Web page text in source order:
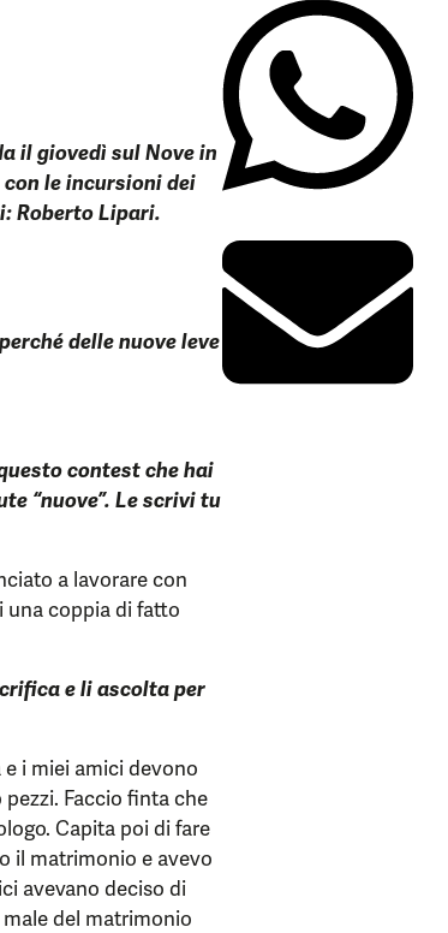
il giovedì sul Nove in
le incursioni dei
Roberto Lipari.
delle nuove leve
contest che hai
“nuove”. Le scrivi tu
a lavorare con
una coppia di fatto
e li ascolta per
i miei amici devono
Faccio finta che
Capita poi di fare
il matrimonio e avevo
avevano deciso di
male del matrimonio